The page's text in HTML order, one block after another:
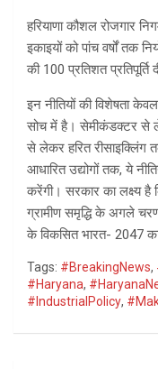
हरियाणा कौशल रोजगार
इकाइयों को पांच वर्षों तक
की 100 प्रतिशत प्रतिपूर्ति
इन नीतियों की विशेषता
सोच में है। सेमीकंडक्टर से
से लेकर हरित
आधारित उ‌द्योगों तक, ये
करेंगी। सरकार का लक्ष्य है
ग्रामीण समृ‌द्धि के अगले
के विकसित भारत- 2047
Tags: #BreakingNews,
#Haryana,
#IndustrialPolicy,